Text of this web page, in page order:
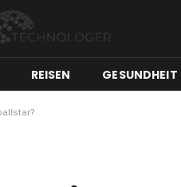
REISEN GESUNDHEIT